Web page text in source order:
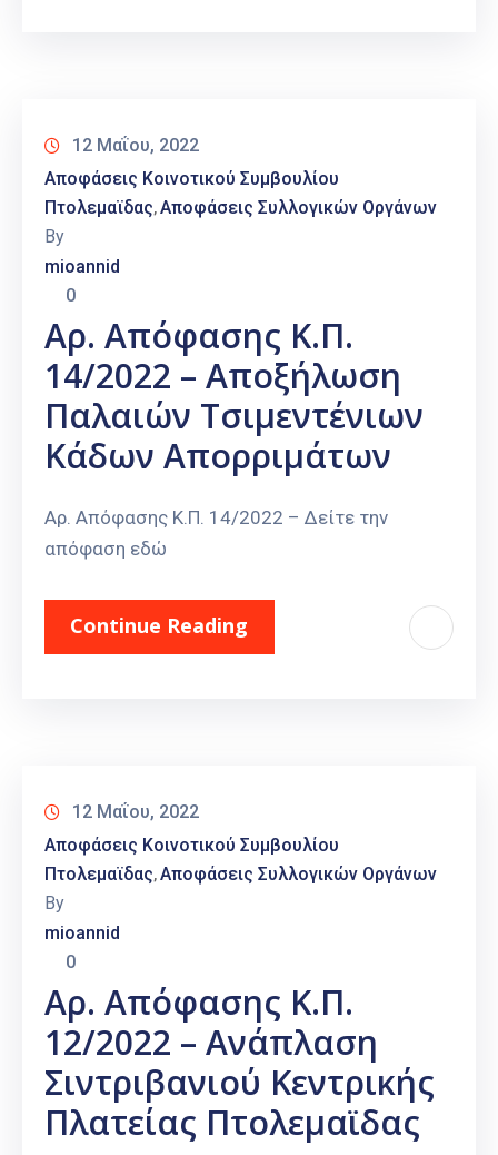
12 Μαΐου, 2022
Αποφάσεις Κοινοτικού Συμβουλίου
Πτολεμαϊδας‚Αποφάσεις Συλλογικών Οργάνων
By
mioannid
0
Αρ. Απόφασης Κ.Π.
14/2022 – Αποξήλωση
Παλαιών Τσιμεντένιων
Κάδων Απορριμάτων
Αρ. Απόφασης Κ.Π. 14/2022 – Δείτε την
απόφαση εδώ
Continue Reading
12 Μαΐου, 2022
Αποφάσεις Κοινοτικού Συμβουλίου
Πτολεμαϊδας‚Αποφάσεις Συλλογικών Οργάνων
By
mioannid
0
Αρ. Απόφασης Κ.Π.
12/2022 – Ανάπλαση
Σιντριβανιού Κεντρικής
Πλατείας Πτολεμαϊδας